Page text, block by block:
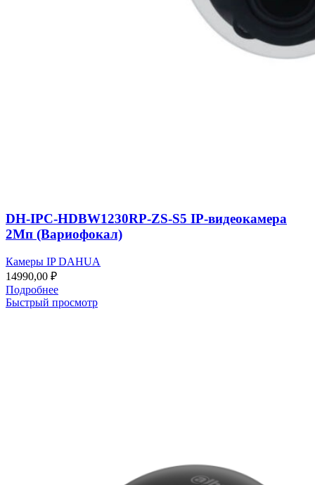
DH-IPC-HDBW1230RP-ZS-S5 IP-видеокамера
2Мп (Вариофокал)
Камеры IP DAHUA
14990,00 ₽
Подробнее
Быстрый просмотр